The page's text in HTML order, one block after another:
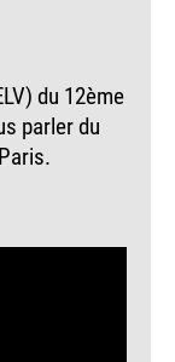
du 12ème
parler du